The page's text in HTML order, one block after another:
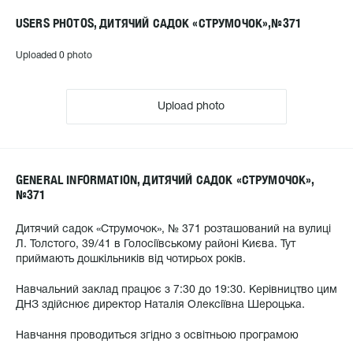
USERS PHOTOS, ДИТЯЧИЙ САДОК «СТРУМОЧОК»,№371
Uploaded 0 photo
Upload photo
GENERAL INFORMATION, ДИТЯЧИЙ САДОК «СТРУМОЧОК»,
№371
Дитячий садок «Струмочок», № 371 розташований на вулиці
Л. Толстого, 39/41 в Голосіївському районі Києва. Тут
приймають дошкільників від чотирьох років.
Навчальний заклад працює з 7:30 до 19:30. Керівництво цим
ДНЗ здійснює директор Наталія Олексіївна Шероцька.
Навчання проводиться згідно з освітньою програмою